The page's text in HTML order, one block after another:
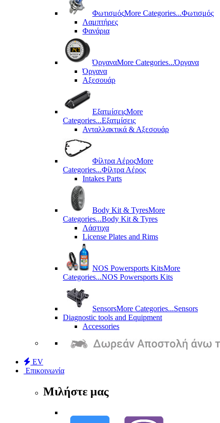
ΦωτισμόςMore Categories...Φωτισμός
Λαμπτήρες
Φανάρια
ΌργαναMore Categories...Όργανα
Όργανα
Αξεσουάρ
ΕξατμίσειςMore
Categories...Εξατμίσεις
Ανταλλακτικά & Αξεσουάρ
Φίλτρα ΑέροςMore
Categories...Φίλτρα Αέρος
Intakes Parts
Body Kit & TyresMore
Categories...Body Kit & Tyres
Λάστιχα
License Plates and Rims
NOS Powersports KitsMore
Categories...NOS Powersports Kits
SensorsMore Categories...Sensors
Diagnostic tools and Equipment
Accessories
EV
Επικοινωνία
Μιλήστε μας